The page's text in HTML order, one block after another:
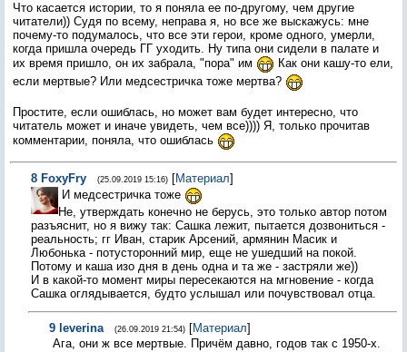
Что касается истории, то я поняла ее по-другому, чем другие
читатели)) Судя по всему, неправа я, но все же выскажусь: мне
почему-то подумалось, что все эти герои, кроме одного, умерли,
когда пришла очередь ГГ уходить. Ну типа они сидели в палате и
их время пришло, он их забрала, "пора" им
Как они кашу-то ели,
если мертвые? Или медсестричка тоже мертва?
Простите, если ошиблась, но может вам будет интересно, что
читатель может и иначе увидеть, чем все)))) Я, только прочитав
комментарии, поняла, что ошиблась
8 FoxyFry (25.09.2019 15:16) [Материал]
И медсестричка тоже
Не, утверждать конечно не берусь, это только автор потом
разъяснит, но я вижу так: Сашка лежит, пытается дозвониться -
реальность; гг Иван, старик Арсений, армянин Масик и
Любонька - потусторонний мир, еще не ушедший на покой.
Потому и каша изо дня в день одна и та же - застряли же))
И в какой-то момент миры пересекаются на мгновение - когда
Сашка оглядывается, будто услышал или почувствовал отца.
9 leverina (26.09.2019 21:54) [Материал]
Ага, они ж все мертвые. Причём давно, годов так с 1950-х.